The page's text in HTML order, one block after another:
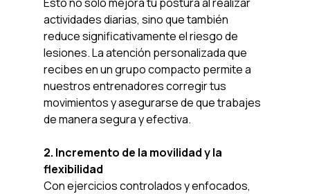
actividades diarias, sino que también
reduce significativamente el riesgo de
lesiones. La atención personalizada que
recibes en un grupo compacto permite a
nuestros entrenadores corregir tus
movimientos y asegurarse de que trabajes
de manera segura y efectiva.
2. Incremento de la movilidad y la
flexibilidad
Con ejercicios controlados y enfocados,